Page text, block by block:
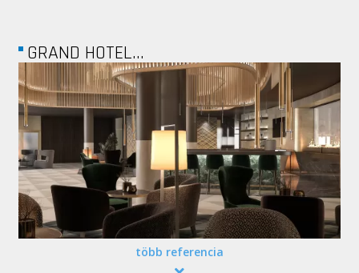
A4STUDIO
több referencia